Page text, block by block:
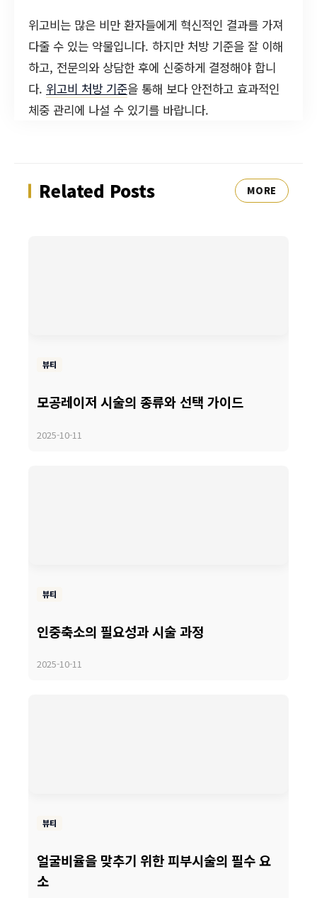
위고비는 많은 비만 환자들에게 혁신적인 결과를 가져
다줄 수 있는 약물입니다. 하지만 처방 기준을 잘 이해
하고, 전문의와 상담한 후에 신중하게 결정해야 합니
다. 위고비 처방 기준을 통해 보다 안전하고 효과적인
체중 관리에 나설 수 있기를 바랍니다.
Related Posts MORE
뷰티
모공레이저 시술의 종류와 선택 가이드
2025-10-11
뷰티
인중축소의 필요성과 시술 과정
2025-10-11
뷰티
얼굴비율을 맞추기 위한 피부시술의 필수 요
소